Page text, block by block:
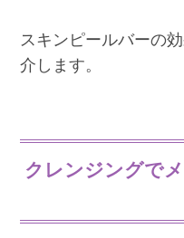
スキンピールバーの
介します。
クレンジングで